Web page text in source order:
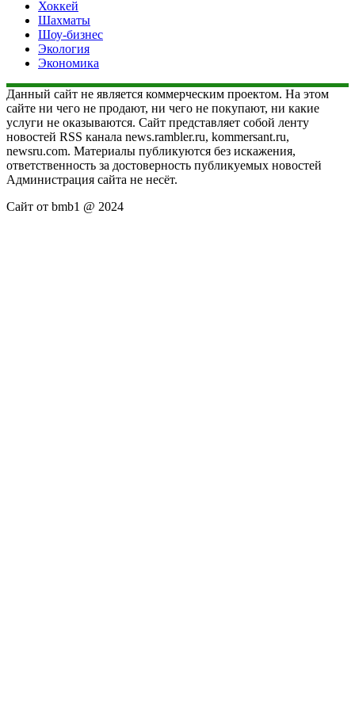
Хоккей
Шахматы
Шоу-бизнес
Экология
Экономика
Данный сайт не является коммерческим проектом. На этом
сайте ни чего не продают, ни чего не покупают, ни какие
услуги не оказываются. Сайт представляет собой ленту
новостей RSS канала news.rambler.ru, kommersant.ru,
newsru.com. Материалы публикуются без искажения,
ответственность за достоверность публикуемых новостей
Администрация сайта не несёт.
Сайт от bmb1 @ 2024